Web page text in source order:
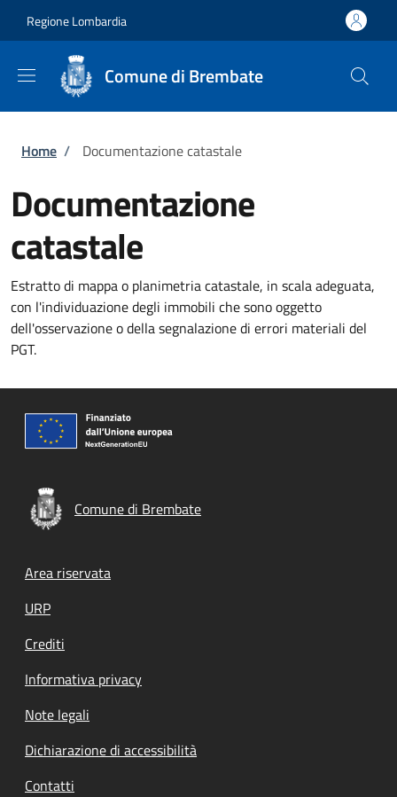
Regione Lombardia
Comune di Brembate
Briciole di pane
Home / Documentazione catastale
Documentazione
catastale
Estratto di mappa o planimetria catastale, in scala adeguata,
con l'individuazione degli immobili che sono oggetto
dell'osservazione o della segnalazione di errori materiali del
PGT.
Comune di Brembate
Footer menu
Area riservata
URP
Crediti
Informativa privacy
Note legali
Dichiarazione di accessibilità
Contatti